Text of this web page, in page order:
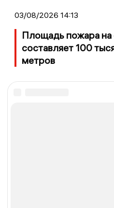
03/08/2026 14:13
Площадь пожара
составляет 100
метров